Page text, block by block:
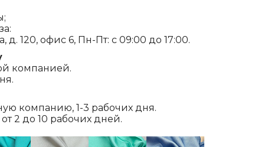
д. 120, офис 6, Пн-Пт: с 09:00 до 17:00.
компанией.
компанию, 1-3 рабочих дня.
2 до 10 рабочих дней.